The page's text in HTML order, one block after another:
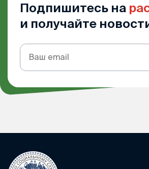
Подпишитесь на
и получайте
Подписка
на